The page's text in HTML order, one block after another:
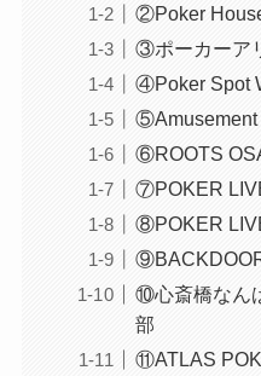
②Poker
③ポーカーア
④Poker Spot
⑤Amusement
⑥ROOTS
⑦POKER
⑧POKER
⑩心斎橋なん
部
⑪ATLAS